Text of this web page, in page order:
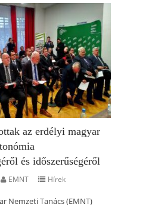
az erdélyi magyar
és időszerűségéről
EMNT Hírek
Nemzeti Tanács (EMNT)